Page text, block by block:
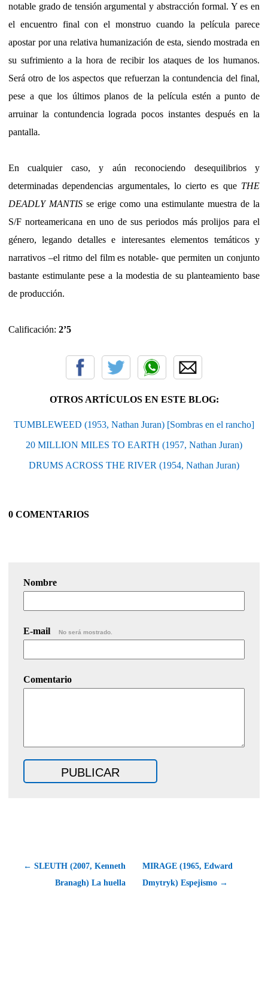
notable grado de tensión argumental y abstracción formal. Y es en
el encuentro final con el monstruo cuando la película parece
apostar por una relativa humanización de esta, siendo mostrada en
su sufrimiento a la hora de recibir los ataques de los humanos.
Será otro de los aspectos que refuerzan la contundencia del final,
pese a que los últimos planos de la película estén a punto de
arruinar la contundencia lograda pocos instantes después en la
pantalla.
En cualquier caso, y aún reconociendo desequilibrios y
determinadas dependencias argumentales, lo cierto es que THE
DEADLY MANTIS se erige como una estimulante muestra de la
S/F norteamericana en uno de sus periodos más prolijos para el
género, legando detalles e interesantes elementos temáticos y
narrativos –el ritmo del film es notable- que permiten un conjunto
bastante estimulante pese a la modestia de su planteamiento base
de producción.
Calificación: 2’5
OTROS ARTÍCULOS EN ESTE BLOG:
TUMBLEWEED (1953, Nathan Juran) [Sombras en el rancho]
20 MILLION MILES TO EARTH (1957, Nathan Juran)
DRUMS ACROSS THE RIVER (1954, Nathan Juran)
0 COMENTARIOS
Nombre
E-mail No será mostrado.
Comentario
← SLEUTH (2007, Kenneth
Branagh) La huella
MIRAGE (1965, Edward
Dmytryk) Espejismo →